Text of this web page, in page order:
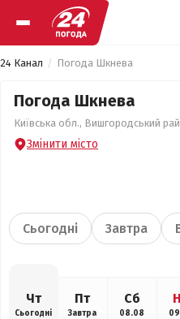
24 Канал Погода Шкнева
Погода Шкнева
Київська обл., Вишгородський
Змінити місто
Сьогодні Завтра
Чт
Сьогодні
Пт
Завтра
Сб
08.08